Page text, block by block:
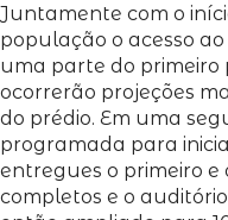
Juntamente com o
população o acesso
uma parte do primeiro
ocorrerão projeções
do prédio. Em uma
programada para
entregues o primeiro e
completos e o